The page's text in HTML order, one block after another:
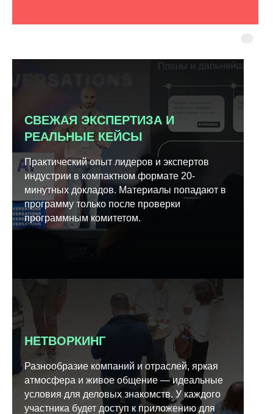
СВЕЖАЯ ЭКСПЕРТИЗА И
РЕАЛЬНЫЕ КЕЙСЫ
Практический опыт лидеров и экспертов
индустрии в компактном формате 20-
минутных докладов. Материалы попадают в
программу только после проверки
программным комитетом.
НЕТВОРКИНГ
Разнообразие компаний и отраслей, яркая
атмосфера и живое общение — идеальные
условия для деловых знакомств. У каждого
участника будет доступ к приложению для